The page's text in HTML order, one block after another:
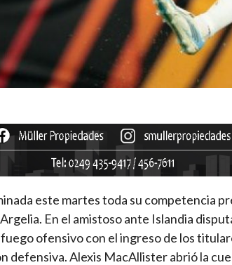
este martes toda su competencia
En el amistoso ante Islandia
ofensivo con el ingreso de los
defensiva. Alexis MacAllister abrió la